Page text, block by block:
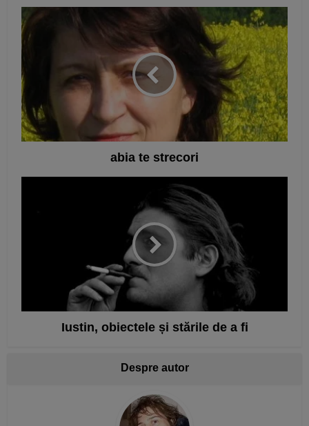
abia te strecori
Iustin, obiectele și stările de a fi
Despre autor